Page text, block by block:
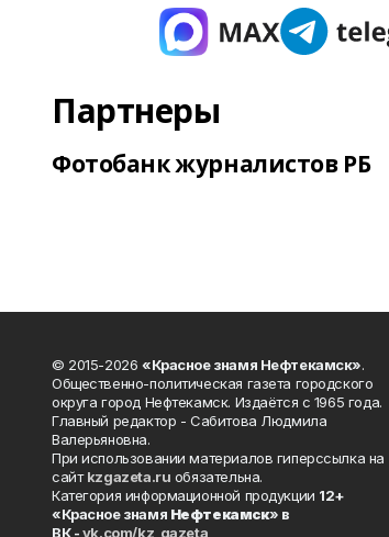
Партнеры
Фотобанк журналистов РБ
© 2015-2026 «Красное знамя Нефтекамск».
Общественно-политическая газета городского
округа город Нефтекамск. Издаётся с 1965 года.
Главный редактор - Сабитова Людмила
Валерьяновна.
При использовании материалов гиперссылка на
сайтkzgazeta.ru обязательна.
Категория информационной продукции 12+
«Красное знамя Нефтекамск» в
ВК -vk.com/kz_gazeta